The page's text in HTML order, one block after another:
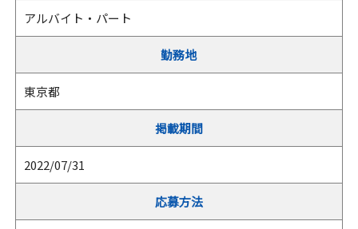
アルバイト・パート
勤務地
東京都
掲載期間
2022/07/31
応募方法